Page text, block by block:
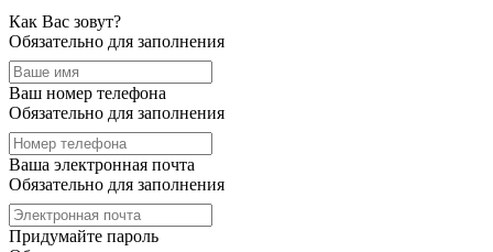
Как Вас зовут?
Обязательно для заполнения
Ваш номер телефона
Обязательно для заполнения
Ваша электронная почта
Обязательно для заполнения
Придумайте пароль